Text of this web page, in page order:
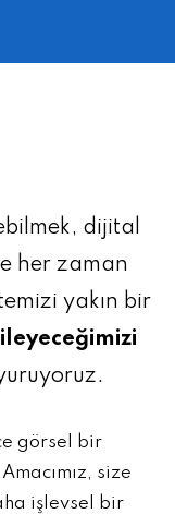
dijital
her zaman
yakın bir
görsel bir
size
işlevsel bir